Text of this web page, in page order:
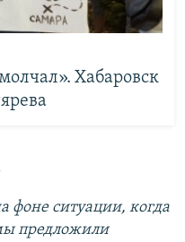
Хабаровск
фоне ситуации, когда
предложили